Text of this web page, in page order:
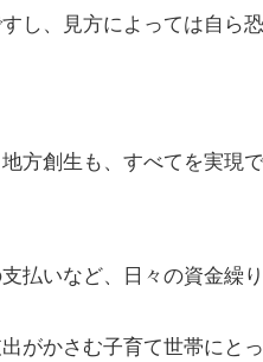
し、見方によっては自ら
方創生も、すべてを実現
払いなど、日々の資金繰
がかさむ子育て世帯にと